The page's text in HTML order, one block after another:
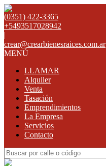
(0351) 422-3365
+5493517028942
|
crear@crearbienesraices.com.ar
MENÚ
LLAMAR
Alquiler
Venta
Tasación
Emprendimientos
La Empresa
Servicios
Contacto